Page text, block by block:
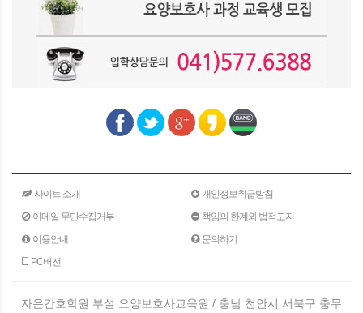
사이트 소개
개인정보취급방침
이메일 무단수집거부
책임의 한계와 법적고지
이용안내
문의하기
PC버전
자은간호학원 부설 요양보호사교육원 / 충남 천안시 서북구 충무